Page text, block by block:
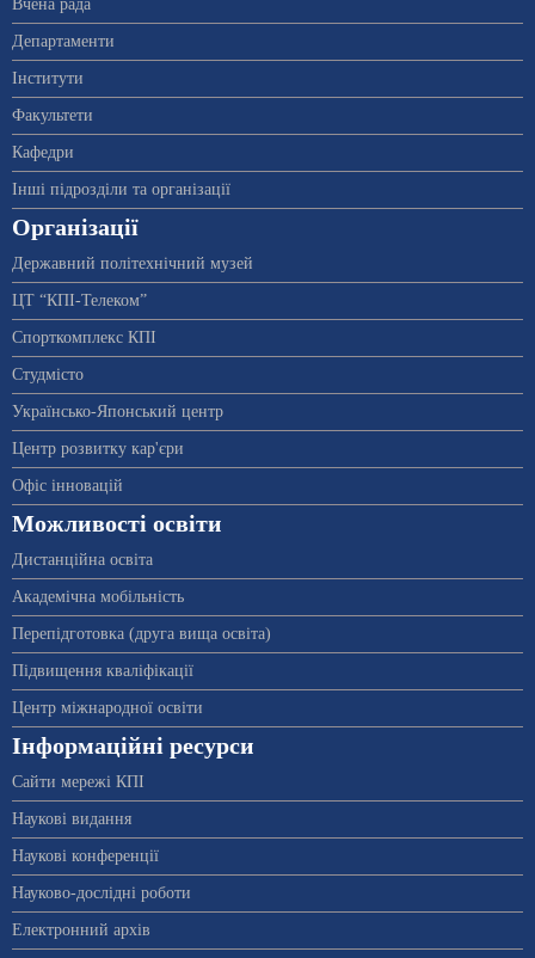
Вчена рада
Департаменти
Інститути
Факультети
Кафедри
Інші підрозділи та організації
Організації
Державний політехнічний музей
ЦТ “КПІ-Телеком”
Спорткомплекс КПІ
Студмісто
Українсько-Японський центр
Центр розвитку кар'єри
Офіс інновацій
Можливості освіти
Дистанційна освіта
Академічна мобільність
Перепідготовка (друга вища освіта)
Підвищення кваліфікації
Центр міжнародної освіти
Інформаційні ресурси
Сайти мережі КПІ
Наукові видання
Наукові конференції
Науково-дослідні роботи
Електронний архів